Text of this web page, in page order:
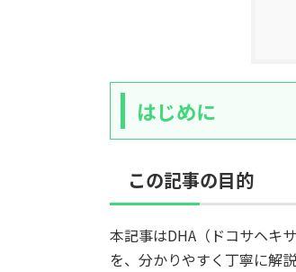
はじめに
この記事の目的
本記事はDHA（ドコサヘキ
を、分かりやすく丁寧に解